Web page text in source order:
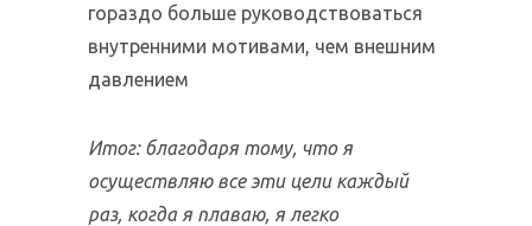
гораздо больше руководствоваться
внутренними мотивами, чем внешним
давлением
Итог: благодаря тому, что я
осуществляю все эти цели каждый
раз, когда я плаваю, я легко